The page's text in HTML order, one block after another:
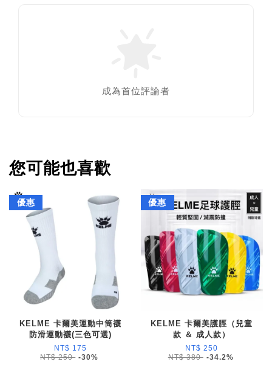
成為首位評論者
您可能也喜歡
優惠
KELME 卡爾美運動中筒襪
防滑運動襪(三色可選)
NT$ 175
NT$ 250 -30%
優惠
KELME 卡爾美護脛（兒童
款 ＆ 成人款）
NT$ 250
NT$ 380 -34.2%